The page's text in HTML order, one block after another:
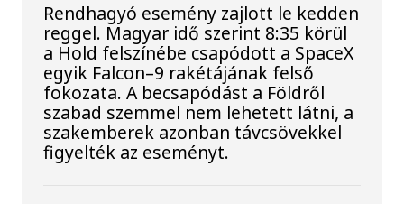
Rendhagyó esemény zajlott le kedden
reggel. Magyar idő szerint 8:35 körül
a Hold felszínébe csapódott a SpaceX
egyik Falcon–9 rakétájának felső
fokozata. A becsapódást a Földről
szabad szemmel nem lehetett látni, a
szakemberek azonban távcsövekkel
figyelték az eseményt.